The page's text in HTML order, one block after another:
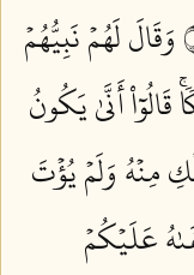
وَقَالَ لَهُمۡ نَبِيُّهُمۡ
أَنَّىٰ يَكُونُ
مِنۡهُ وَلَمۡ يُؤۡتَ
عَلَيۡكُمۡ